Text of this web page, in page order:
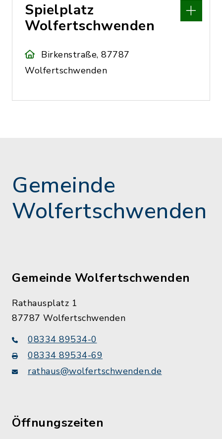
Spielplatz
Wolfertschwenden
Birkenstraße, 87787
Wolfertschwenden
Gemeinde
Wolfertschwenden
Gemeinde Wolfertschwenden
Rathausplatz 1
87787 Wolfertschwenden
08334 89534-0
08334 89534-69
rathaus@wolfertschwenden.de
Öffnungszeiten